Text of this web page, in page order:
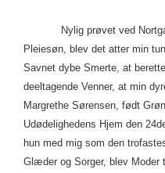
Nylig prøvet ved
Pleiesøn, blev det atter min
Savnet dybe Smerte, at
deeltagende Venner, at min
Margrethe Sørensen, født
Udødelighedens Hjem den
hun med mig som den
Glæder og Sorger, blev Moder